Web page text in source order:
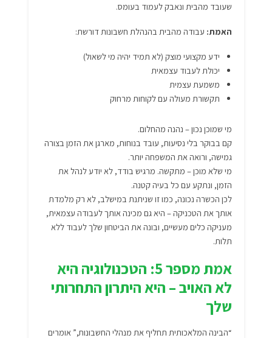
שעובד מהבית ונאבק לעמוד בעומס.
האמת: עבודה מהבית בהנהלת חשבונות דורשת:
ידע מקצועי מוצק (לא תמיד יהיה מי לשאול)
יכולת לעבוד עצמאית
משמעת עצמית
תקשורת מעולה עם לקוחות מרחוק
מי שמוכן נכון – נהנה מהחלום.
קם בבוקר בלי נסיעות, עובד בנוחות, מארגן את הזמן בצורה
גמישה, ורואה את המשפחה יותר.
מי שלא מוכן – מתקשה. מרגיש בודד, לא יודע לנהל את
הזמן, ונתקע עם כל בעיה קטנה.
לכן הכשרה נכונה, כמו זו שניתנת במישלב, לא רק מלמדת
אותך את הטכניקה – היא גם מכינה אותך לעבודה עצמאית,
מעניקה כלים מעשיים, ובונה את הביטחון שלך לעבוד ללא
תלות.
אמת מספר 5: הטכנולוגיה היא
לא האויב – היא היתרון התחרותי
שלך
“הבינה המלאכותית תחליף את מנהלי החשבונות,” אומרים